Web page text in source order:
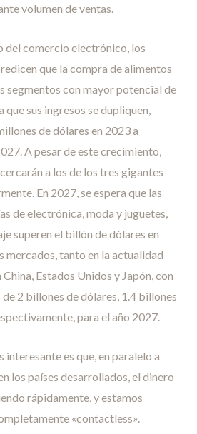
volumen de ventas.
del comercio electrónico, los
que la compra de alimentos
segmentos con mayor potencial de
sus ingresos se dupliquen,
de dólares en 2023 a
A pesar de este crecimiento,
a los de los tres gigantes
En 2027, se espera que las
de electrónica, moda y juguetes,
superen el billón de dólares en
mercados, tanto en la actualidad
Estados Unidos y Japón, con
2 billones de dólares, 1.4 billones
para el año 2027.
interesante es que, en paralelo a
los países desarrollados, el dinero
rápidamente, y estamos
«contactless».